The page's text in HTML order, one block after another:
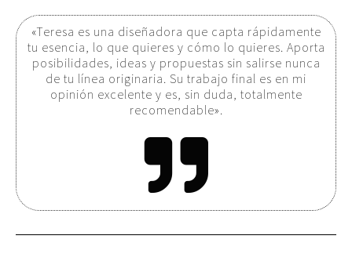
«Teresa es una diseñadora que capta rápidamente
tu esencia, lo que quieres y cómo lo quieres. Aporta
posibilidades, ideas y propuestas sin salirse nunca
de tu línea originaria. Su trabajo final es en mi
opinión excelente y es, sin duda, totalmente
recomendable».